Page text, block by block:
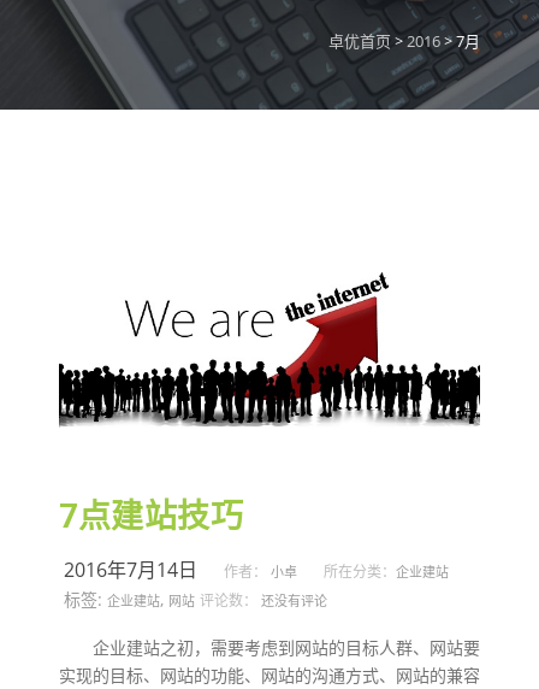
卓优首页>2016>7月
7点建站技巧
2016年7月14日 作者： 小卓 所在分类： 企业建站
标签: 企业建站, 网站 评论数： 还没有评论
企业建站之初，需要考虑到网站的目标人群、网站要
实现的目标、网站的功能、网站的沟通方式、网站的兼容